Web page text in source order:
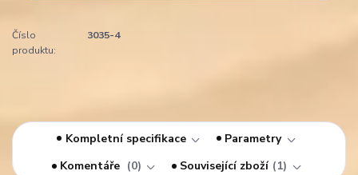
Číslo
produktu:
3035-4
Kompletní specifikace
Parametry
Komentáře
0 Související zboží 1